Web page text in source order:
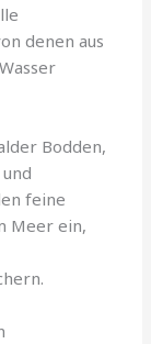
denen aus
Bodden,
feine
Meer ein,